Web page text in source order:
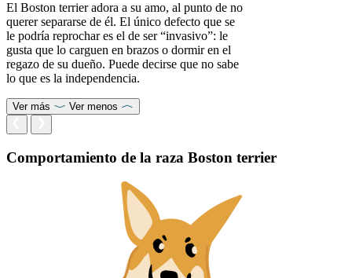
El Boston terrier adora a su amo, al punto de no
querer separarse de él. El único defecto que se
le podría reprochar es el de ser “invasivo”: le
gusta que lo carguen en brazos o dormir en el
regazo de su dueño. Puede decirse que no sabe
lo que es la independencia.
Ver más Ver menos
Comportamiento de la raza Boston terrier